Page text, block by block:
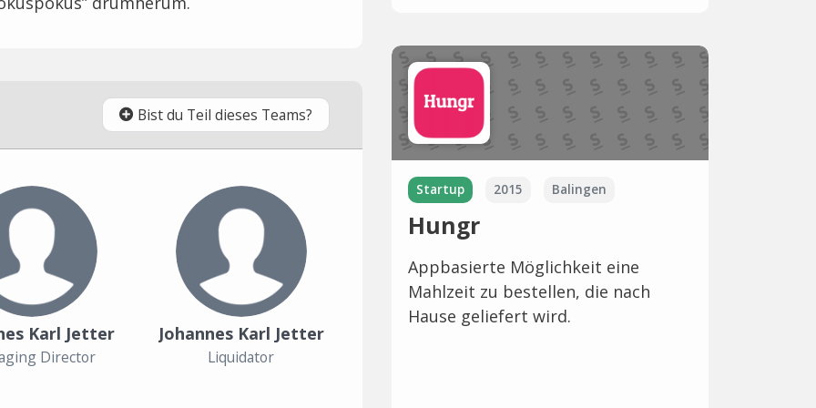
Bist du Teil dieses Teams?
Karl Jetter
Director
Johannes Karl Jetter
Liquidator
Startup 2015 Balingen
Hungr
Appbasierte Möglichkeit eine
Mahlzeit zu bestellen, die nach
Hause geliefert wird.